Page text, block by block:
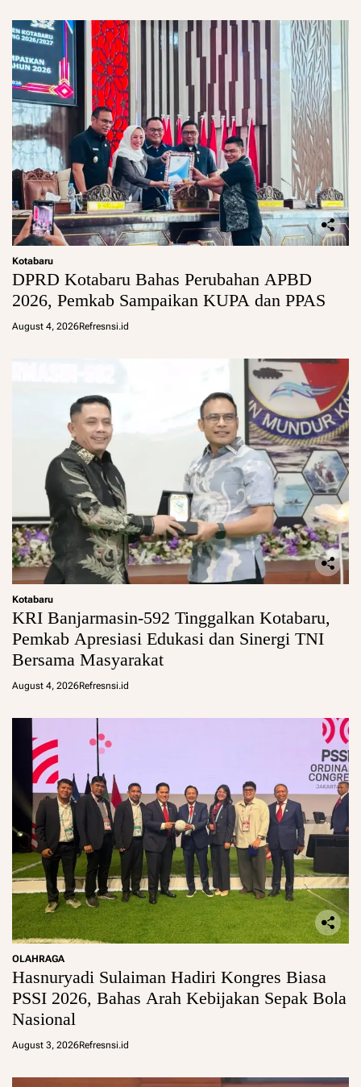
Kotabaru
DPRD Kotabaru Bahas Perubahan APBD
2026, Pemkab Sampaikan KUPA dan PPAS
August 4, 2026Refresnsi.id
Kotabaru
KRI Banjarmasin-592 Tinggalkan Kotabaru,
Pemkab Apresiasi Edukasi dan Sinergi TNI
Bersama Masyarakat
August 4, 2026Refresnsi.id
OLAHRAGA
Hasnuryadi Sulaiman Hadiri Kongres Biasa
PSSI 2026, Bahas Arah Kebijakan Sepak Bola
Nasional
August 3, 2026Refresnsi.id